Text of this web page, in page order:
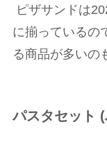
ピザサンドは
に揃っているの
る商品が多いの
パスタセット (